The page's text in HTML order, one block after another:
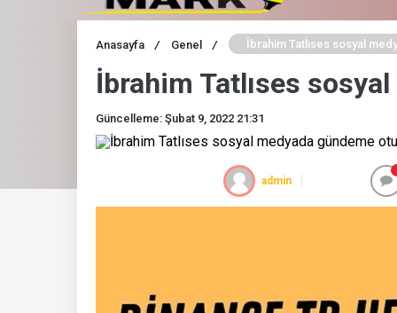
Anasayfa / Genel / İbrahim Tatlıses sosyal
İbrahim Tatlıses
Güncelleme: Şubat 9, 2022 21:31
admin